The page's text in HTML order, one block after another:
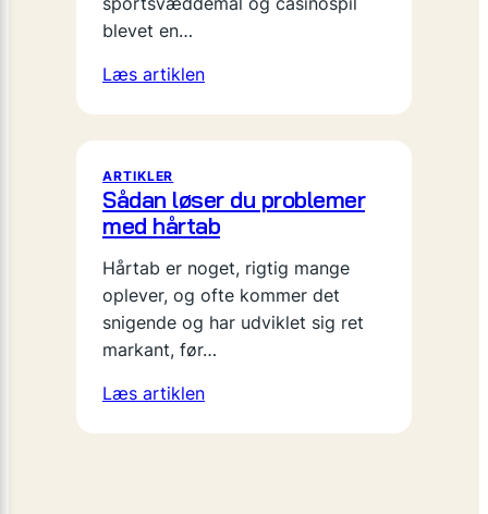
blevet en…
Læs artiklen
ARTIKLER
Sådan løser du problemer
med hårtab
Hårtab er noget, rigtig mange
oplever, og ofte kommer det
snigende og har udviklet sig ret
markant, før…
Læs artiklen